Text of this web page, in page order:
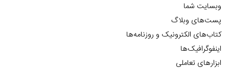
وبسایت شما
پست‌های وبلاگ
کتاب‌های الکترونیک و روزنامه‌ها
اینفوگرافیک‌ها
ابزارهای تعاملی